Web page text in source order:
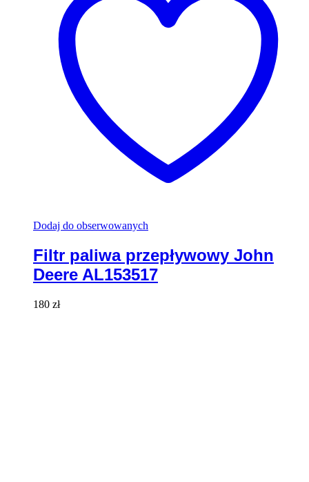
Dodaj do obserwowanych
Filtr paliwa przepływowy John
Deere AL153517
180 zł